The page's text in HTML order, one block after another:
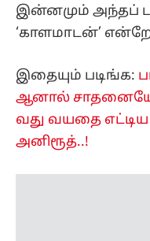
இன்னமும் அந்தப்
‘காளமாடன்’
இதையும் படிங்க:
ஆனால் சாதனையோ
வது வயதை
அனிரூத்..!